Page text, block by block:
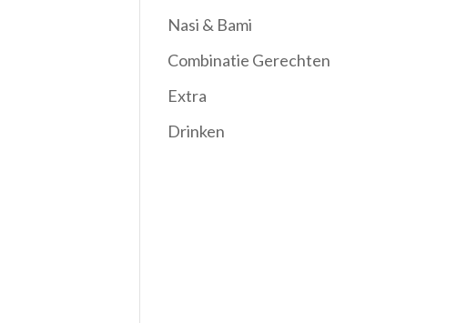
Nasi & Bami
Combinatie Gerechten
Extra
Drinken